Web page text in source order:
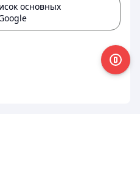
основных